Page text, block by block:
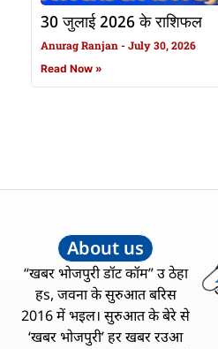
30 जुलाई 2026 के राशिफल
Anurag Ranjan July 30, 2026
Read Now »
About us
“खबर भोजपुरी डॉट कॉम” उ ठेहा
हs, जवना के सुरुआत बरिस
2016 में भइल। सुरुआत के बेरे से
‘खबर भोजपुरी’ हर खबर रउआ